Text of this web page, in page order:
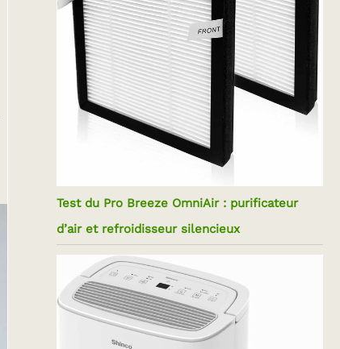
Test du Pro Breeze OmniAir : purificateur
d’air et refroidisseur silencieux